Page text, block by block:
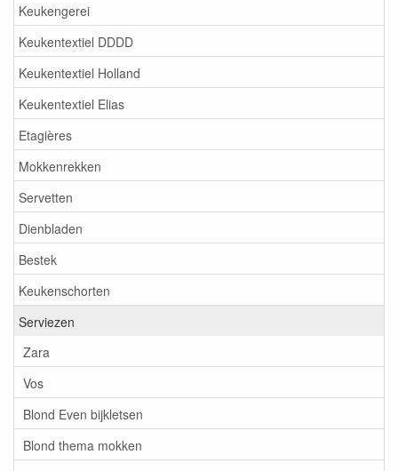
Keukengerei
Keukentextiel DDDD
Keukentextiel Holland
Keukentextiel Elias
Etagières
Mokkenrekken
Servetten
Dienbladen
Bestek
Keukenschorten
Serviezen
Zara
Vos
Blond Even bijkletsen
Blond thema mokken